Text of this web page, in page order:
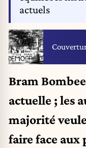
actuels
Bram
actuelle ; les
majorité
faire face aux